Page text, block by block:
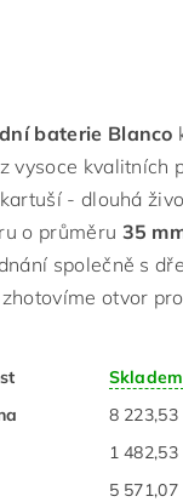
baterie Blanco
vysoce kvalitních
- dlouhá
o průměru 35
společně s
otvor
Skladem
8 223,53
1 482,53